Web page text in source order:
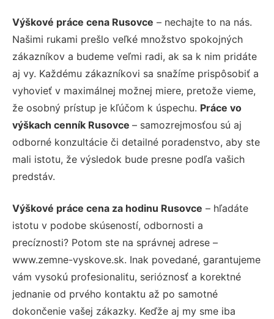
Výškové práce cena Rusovce – nechajte to na nás.
Našimi rukami prešlo veľké množstvo spokojných
zákazníkov a budeme veľmi radi, ak sa k nim pridáte
aj vy. Každému zákazníkovi sa snažíme prispôsobiť a
vyhovieť v maximálnej možnej miere, pretože vieme,
že osobný prístup je kľúčom k úspechu. Práce vo
výškach cenník Rusovce – samozrejmosťou sú aj
odborné konzultácie či detailné poradenstvo, aby ste
mali istotu, že výsledok bude presne podľa vašich
predstáv.
Výškové práce cena za hodinu Rusovce – hľadáte
istotu v podobe skúseností, odbornosti a
precíznosti? Potom ste na správnej adrese –
www.zemne-vyskove.sk. Inak povedané, garantujeme
vám vysokú profesionalitu, serióznosť a korektné
jednanie od prvého kontaktu až po samotné
dokončenie vašej zákazky. Keďže aj my sme iba